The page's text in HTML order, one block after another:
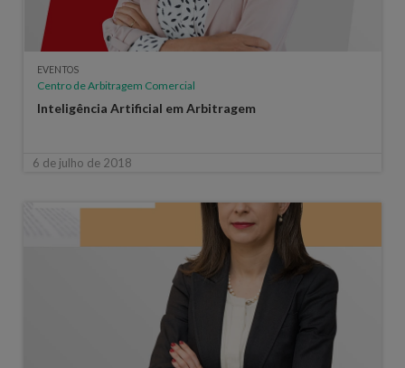
EVENTOS
Centro de Arbitragem Comercial
Inteligência Artificial em Arbitragem
6 de julho de 2018